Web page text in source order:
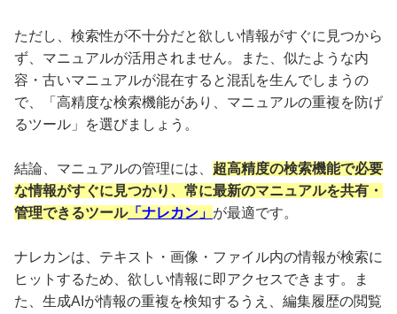
ただし、検索性が不十分だと欲しい情報がすぐに見つから
ず、マニュアルが活用されません。また、似たような内
容・古いマニュアルが混在すると混乱を生んでしまうの
で、「高精度な検索機能があり、マニュアルの重複を防げ
るツール」を選びましょう。
結論、マニュアルの管理には、 超高精度の検索機能で必要
な情報がすぐに見つかり、常に最新のマニュアルを共有・
管理できるツール「ナレカン」 が最適です。
ナレカンは、テキスト・画像・ファイル内の情報が検索に
ヒットするため、欲しい情報に即アクセスできます。ま
た、生成AIが情報の重複を検知するうえ、編集履歴の閲覧